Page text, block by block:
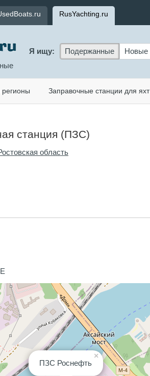
RusYachting.ru
Я ищу: Подержанные Новые
регионы Заправочные станции для яхт
станция (ПЗС)
область
×
ПЗС Роснефть